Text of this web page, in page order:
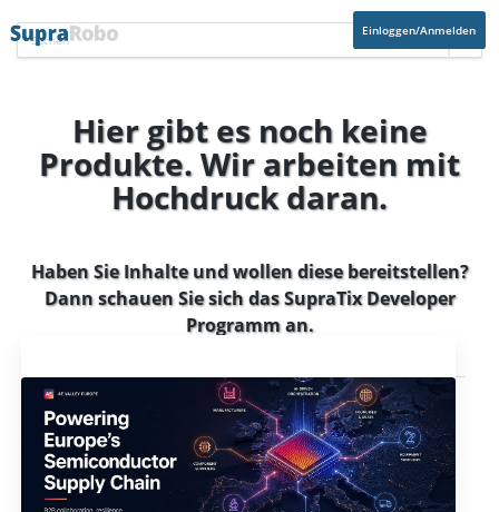
Einloggen/Anmelden
Hier gibt es noch keine
Produkte. Wir arbeiten mit
Hochdruck daran.
Haben Sie Inhalte und wollen diese bereitstellen?
Dann schauen Sie sich dasSupraTix Developer
Programman.